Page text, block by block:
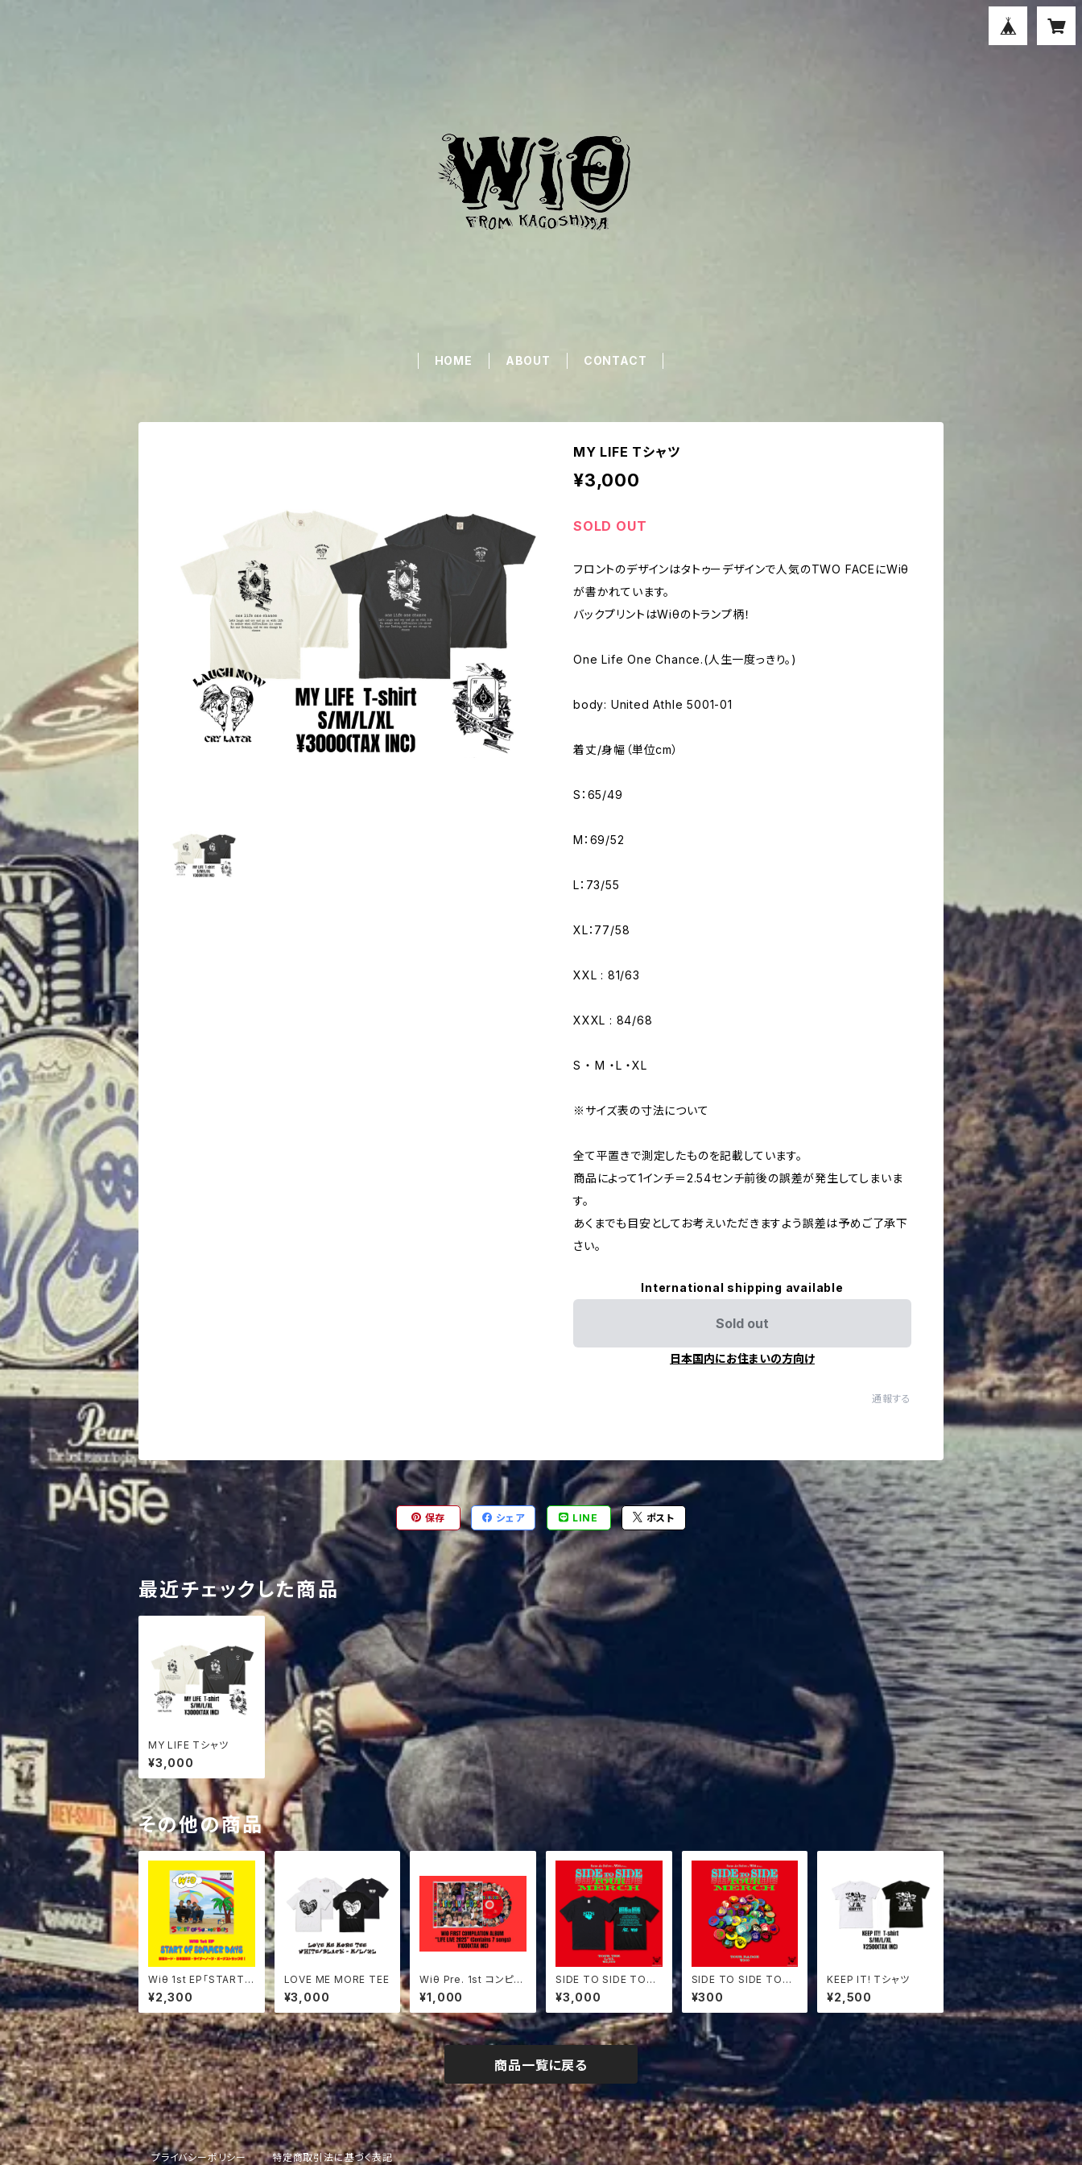
HOME ABOUT CONTACT
MY LIFE Tシャツ
¥3,000
SOLD OUT
フロントのデザインはタトゥーデザインで人気のTWO FACEにWiθ
が書かれています。
バックプリントはWiθのトランプ柄！
One Life One Chance.(人生一度っきり。)
body: United Athle 5001-01
着丈/身幅（単位cm）
S：65/49
M：69/52
L：73/55
XL：77/58
XXL : 81/63
XXXL : 84/68
S ・ M ・L ・XL
※サイズ表の寸法について
全て平置きで測定したものを記載しています。
商品によって1インチ＝2.54センチ前後の誤差が発生してしまいま
す。
あくまでも目安としてお考えいただきますよう誤差は予めご了承下
さい。
International shipping available
Sold out
日本国内にお住まいの方向け
通報する
保存 シェア LINE ポスト
最近チェックした商品
MY LIFE Tシャツ
¥3,000
その他の商品
Wiθ 1st EP「START
OF SUMMER DAYS」
¥2,300
LOVE ME MORE TEE
¥3,000
Wiθ Pre. 1st コンピレ
ーションアルバム ”LIFE
LIVE 2025”
¥1,000
SIDE TO SIDE TOUR
TEE
¥3,000
SIDE TO SIDE TOUR
BADGE
¥300
KEEP IT! Tシャツ
¥2,500
商品一覧に戻る
プライバシーポリシー 特定商取引法に基づく表記